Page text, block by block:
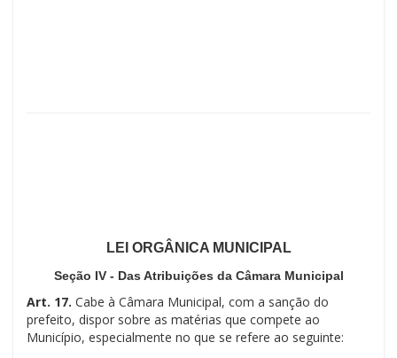
LEI ORGÂNICA MUNICIPAL
Seção IV - Das Atribuições da Câmara Municipal
Art. 17. Cabe à Câmara Municipal, com a sanção do
prefeito, dispor sobre as matérias que compete ao
Município, especialmente no que se refere ao seguinte: